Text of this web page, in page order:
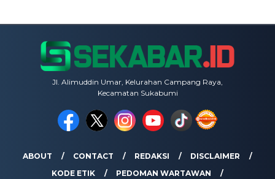
Jl. Alimuddin Umar, Kelurahan Campang Raya,
Kecamatan Sukabumi
ABOUT CONTACT REDAKSI
DISCLAIMER
KODE ETIK
PEDOMAN WARTAWAN